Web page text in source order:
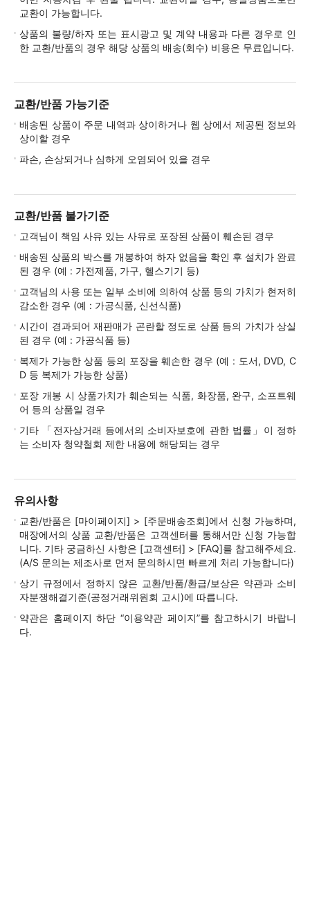
교환이 가능합니다.
상품의 불량/하자 또는 표시광고 및 계약 내용과 다른 경우로 인
한 교환/반품의 경우 해당 상품의 배송(회수) 비용은 무료입니다.
교환/반품 가능기준
배송된 상품이 주문 내역과 상이하거나 웹 상에서 제공된 정보와
상이할 경우
파손, 손상되거나 심하게 오염되어 있을 경우
교환/반품 불가기준
고객님이 책임 사유 있는 사유로 포장된 상품이 훼손된 경우
배송된 상품의 박스를 개봉하여 하자 없음을 확인 후 설치가 완료
된 경우 (예 : 가전제품, 가구, 헬스기기 등)
고객님의 사용 또는 일부 소비에 의하여 상품 등의 가치가 현저히
감소한 경우 (예 : 가공식품, 신선식품)
시간이 경과되어 재판매가 곤란할 정도로 상품 등의 가치가 상실
된 경우 (예 : 가공식품 등)
복제가 가능한 상품 등의 포장을 훼손한 경우 (예 : 도서, DVD, C
D 등 복제가 가능한 상품)
포장 개봉 시 상품가치가 훼손되는 식품, 화장품, 완구, 소프트웨
어 등의 상품일 경우
기타 「전자상거래 등에서의 소비자보호에 관한 법률」이 정하
는 소비자 청약철회 제한 내용에 해당되는 경우
유의사항
교환/반품은 [마이페이지] > [주문배송조회]에서 신청 가능하며,
매장에서의 상품 교환/반품은 고객센터를 통해서만 신청 가능합
니다. 기타 궁금하신 사항은 [고객센터] > [FAQ]를 참고해주세요.
(A/S 문의는 제조사로 먼저 문의하시면 빠르게 처리 가능합니다)
상기 규정에서 정하지 않은 교환/반품/환급/보상은 약관과 소비
자분쟁해결기준(공정거래위원회 고시)에 따릅니다.
약관은 홈페이지 하단 “이용약관 페이지”를 참고하시기 바랍니
다.